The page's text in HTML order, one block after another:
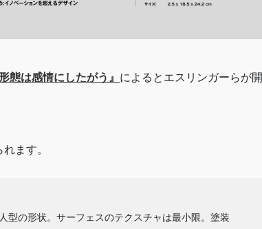
態は感情にしたがう』 によるとエスリンガーらが開
ます。
型の形状。サーフェスのテクスチャは最小限。塗装